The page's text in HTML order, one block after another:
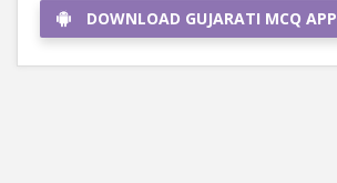
DOWNLOAD GUJARATI MCQ APP